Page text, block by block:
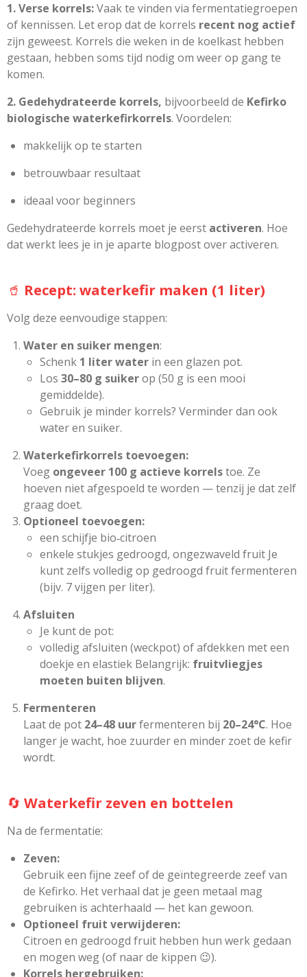
1. Verse korrels:Vaak te vinden via fermentatiegroepen
of kennissen. Let erop dat de korrels recent nog actief
zijn geweest. Korrels die weken in de koelkast hebben
gestaan, hebben soms tijd nodig om weer op gang te
komen.
2. Gedehydrateerde korrels, bijvoorbeeld de Kefirko
biologische waterkefirkorrels. Voordelen:
makkelijk op te starten
betrouwbaar resultaat
ideaal voor beginners
Gedehydrateerde korrels moet je eerst activeren. Hoe
dat werkt lees je in je aparte blogpost over activeren.
🥤 Recept: waterkefir maken (1 liter)
Volg deze eenvoudige stappen:
Water en suiker mengen:
Schenk 1 liter water in een glazen pot.
Los 30–80 g suikerop (50 g is een mooi
gemiddelde).
Gebruik je minder korrels? Verminder dan ook
water en suiker.
Waterkefirkorrels toevoegen:
Voeg ongeveer 100 g actieve korrelstoe. Ze
hoeven niet afgespoeld te worden — tenzij je dat zelf
graag doet.
Optioneel toevoegen:
een schijfje bio‑citroen
enkele stukjes gedroogd, ongezwaveld fruit Je
kunt zelfs volledig op gedroogd fruit fermenteren
(bijv. 7 vijgen per liter).
Afsluiten
Je kunt de pot:
volledig afsluiten (weckpot) of afdekken met een
doekje en elastiek Belangrijk: fruitvliegjes
moeten buiten blijven.
Fermenteren
Laat de pot 24–48 uurfermenteren bij 20–24°C. Hoe
langer je wacht, hoe zuurder en minder zoet de kefir
wordt.
🔄 Waterkefir zeven en bottelen
Na de fermentatie:
Zeven:
Gebruik een fijne zeef of de geïntegreerde zeef van
de Kefirko. Het verhaal dat je geen metaal mag
gebruiken is achterhaald — het kan gewoon.
Optioneel fruit verwijderen:
Citroen en gedroogd fruit hebben hun werk gedaan
en mogen weg (of naar de kippen 😉).
Korrels hergebruiken: